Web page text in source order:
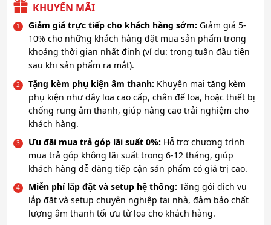
KHUYẾN MÃI
Giảm giá trực tiếp cho khách hàng sớm: Giảm giá 5-
10% cho những khách hàng đặt mua sản phẩm trong
khoảng thời gian nhất định (ví dụ: trong tuần đầu tiên
sau khi sản phẩm ra mắt).
Tặng kèm phụ kiện âm thanh: Khuyến mại tặng kèm
phụ kiện như dây loa cao cấp, chân đế loa, hoặc thiết bị
chống rung âm thanh, giúp nâng cao trải nghiệm cho
khách hàng.
Ưu đãi mua trả góp lãi suất 0%: Hỗ trợ chương trình
mua trả góp không lãi suất trong 6-12 tháng, giúp
khách hàng dễ dàng tiếp cận sản phẩm có giá trị cao.
Miễn phí lắp đặt và setup hệ thống: Tặng gói dịch vụ
lắp đặt và setup chuyên nghiệp tại nhà, đảm bảo chất
lượng âm thanh tối ưu từ loa cho khách hàng.